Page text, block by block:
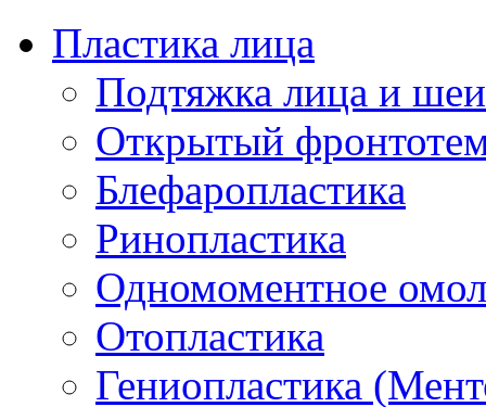
Пластика лица
Подтяжка лица и шеи
Открытый
Блефаропластика
Ринопластика
Одномоментное
Отопластика
Гениопластика